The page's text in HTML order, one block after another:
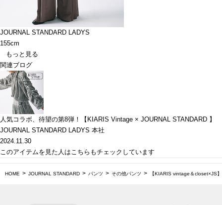
JOURNAL STANDARD LADYS
155cm
もっと見る
関連ブログ
人気コラボ、待望の第8弾！【KIARIS Vintage × JOURNAL STANDARD 】
JOURNAL STANDARD LADYS 本社
2024.11.30
このアイテムを見た人はこちらもチェックしています
HOME JOURNAL STANDARD パンツ その他パンツ 【KIARIS vintage＆closet×JS